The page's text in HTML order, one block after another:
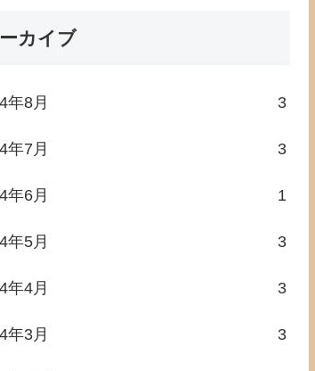
カイブ
年8月 3
年7月 3
年6月 1
年5月 3
年4月 3
年3月 3